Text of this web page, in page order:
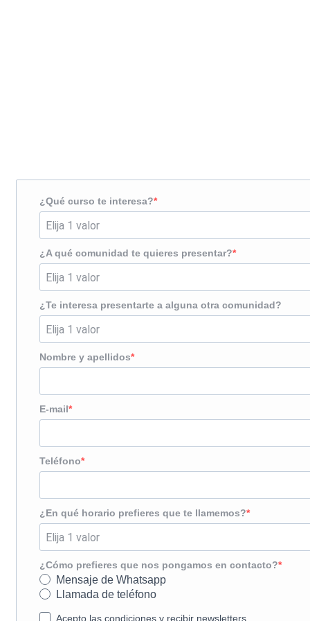
¿Qué curso te interesa?
¿A qué comunidad te quieres presentar?
¿Te interesa presentarte a alguna otra comunidad?
Nombre y apellidos
E-mail
Teléfono
¿En qué horario prefieres que te llamemos?
¿Cómo prefieres que nos pongamos en contacto?
Mensaje de Whatsapp
Llamada de teléfono
Acepto las condiciones y recibir newsletters.